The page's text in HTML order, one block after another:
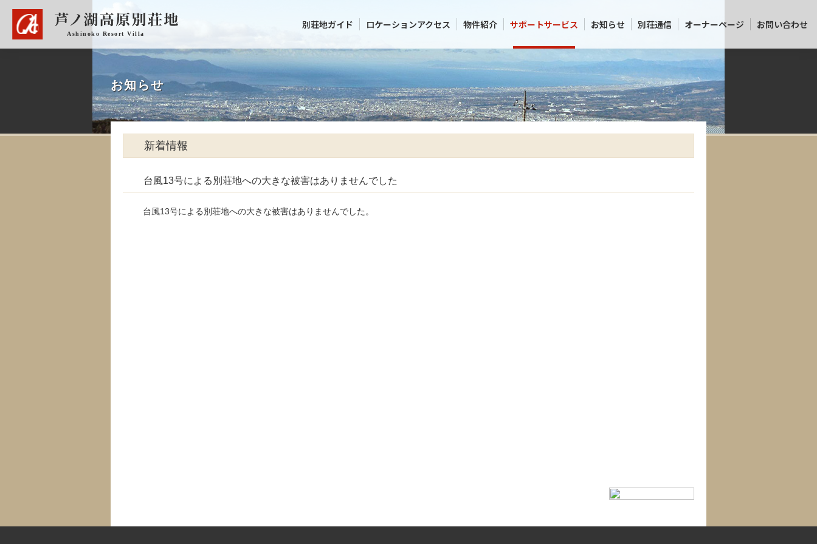
別荘地ガイド ロケーションアクセス 物件紹介 サポートサービス お知らせ 別荘通信 オーナーページ お問い合わせ
お知らせ
新着情報
台風13号による別荘地への大きな被害はありませんでした
台風13号による別荘地への大きな被害はありませんでした。